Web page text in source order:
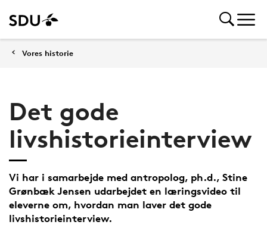
Vores historie
Det gode
livshistorieinterview
Vi har i samarbejde med antropolog, ph.d., Stine
Grønbæk Jensen udarbejdet en læringsvideo til
eleverne om, hvordan man laver det gode
livshistorieinterview.